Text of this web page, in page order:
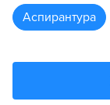
аспирантура